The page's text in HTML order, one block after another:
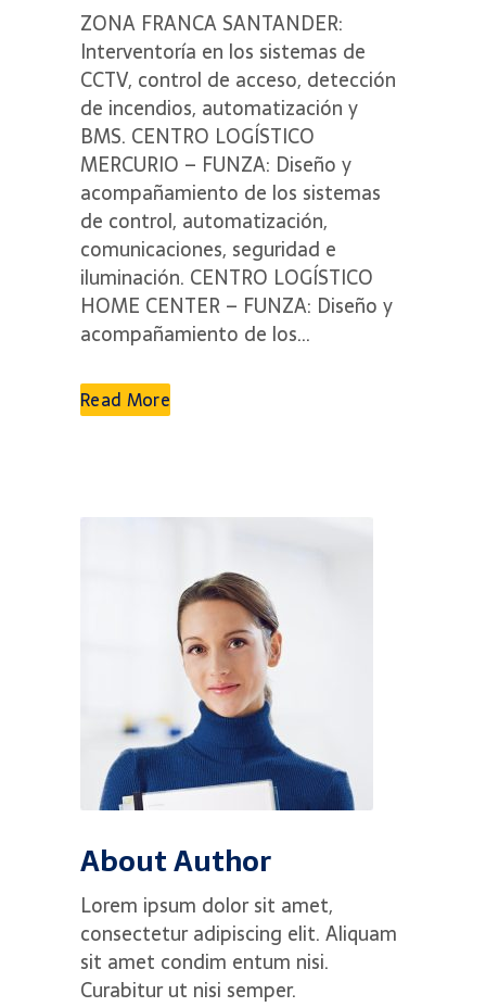
ZONA FRANCA SANTANDER:
Interventoría en los sistemas de
CCTV, control de acceso, detección
de incendios, automatización y
BMS. CENTRO LOGÍSTICO
MERCURIO – FUNZA: Diseño y
acompañamiento de los sistemas
de control, automatización,
comunicaciones, seguridad e
iluminación. CENTRO LOGÍSTICO
HOME CENTER – FUNZA: Diseño y
acompañamiento de los...
Read More
About Author
Lorem ipsum dolor sit amet,
consectetur adipiscing elit. Aliquam
sit amet condim entum nisi.
Curabitur ut nisi semper.